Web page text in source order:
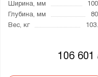
Ширина, мм
Глубина, мм
Вес, кг
106 601